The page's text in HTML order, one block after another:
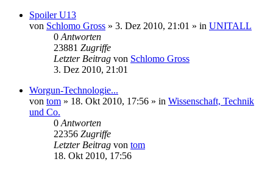
Spoiler U13
von Schlomo Gross » 3. Dez 2010, 21:01 » in UNITALL
0 Antworten
23881 Zugriffe
Letzter Beitrag von Schlomo Gross
3. Dez 2010, 21:01
Worgun-Technologie...
von tom » 18. Okt 2010, 17:56 » in Wissenschaft, Technik
und Co.
0 Antworten
22356 Zugriffe
Letzter Beitrag von tom
18. Okt 2010, 17:56